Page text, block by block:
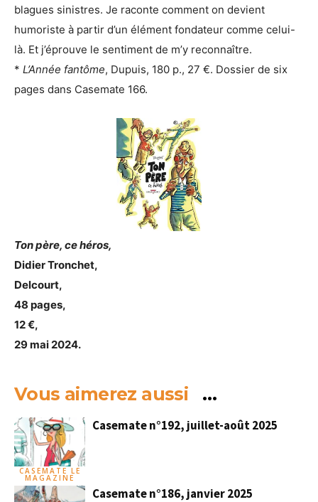
blagues sinistres. Je raconte comment on devient
humoriste à partir d’un élément fondateur comme celui-
là. Et j’éprouve le sentiment de m’y reconnaître.
* L’Année fantôme, Dupuis, 180 p., 27 €. Dossier de six
pages dans Casemate 166.
Ton père, ce héros,
Didier Tronchet,
Delcourt,
48 pages,
12 €,
29 mai 2024.
Vous aimerez aussi …
CASEMATE LE
MAGAZINE
Casemate n°192, juillet-août 2025
Casemate n°186, janvier 2025